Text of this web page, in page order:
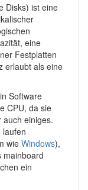
Disks) ist eine
eine
Festplatten
erlaubt als eine
Software
CPU, da sie
einiges.
laufen
wie Windows),
mainboard
ein